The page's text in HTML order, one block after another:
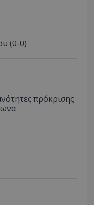
(0-0)
πρόκρισης